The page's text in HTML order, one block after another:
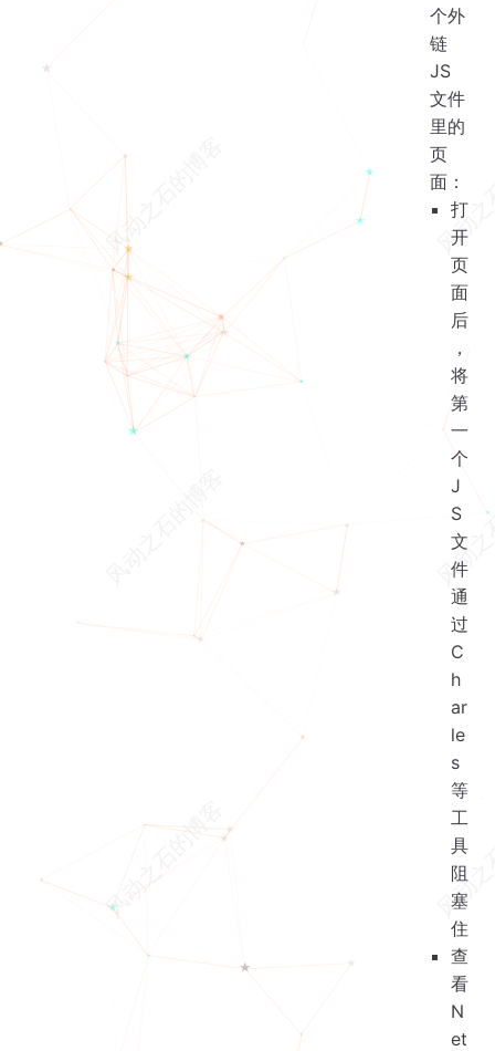
个外
链
JS
文件
里的
页
面：
打
开
页
面
后
，
将
第
一
个
J
S
文
件
通
过
C
h
ar
le
s
等
工
具
阻
塞
住
查
看
N
et